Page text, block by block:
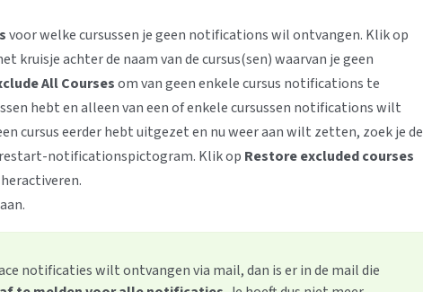
voor welke cursussen je geen notifications wil ontvangen. Klik op
kruisje achter de naam van de cursus(sen) waarvan je geen
All Coursesom van geen enkele cursus notifications te
hebt en alleen van een of enkele cursussen notifications wilt
cursus eerder hebt uitgezet en nu weer aan wilt zetten, zoek je de
restart-notificationspictogram. Klik op Restore excluded courses
notificaties wilt ontvangen via mail, dan is er in de mail die